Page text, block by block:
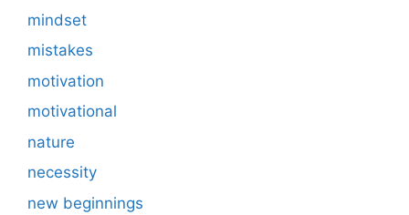
mindset
mistakes
motivation
motivational
nature
necessity
new beginnings